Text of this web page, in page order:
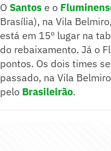
O Santos e o
Brasília), na Vila
está em 15º lugar na
do rebaixamento. Já o
pontos. Os dois times
passado, na Vila
pelo Brasileirão.